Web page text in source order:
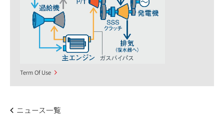
Term Of Use
ニュース一覧